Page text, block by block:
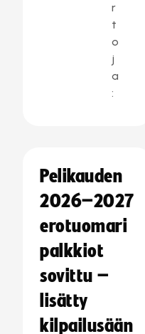
r
t
o
j
a
:
Pelikauden
2026–2027
erotuomari
palkkiot
sovittu –
lisätty
kilpailusään